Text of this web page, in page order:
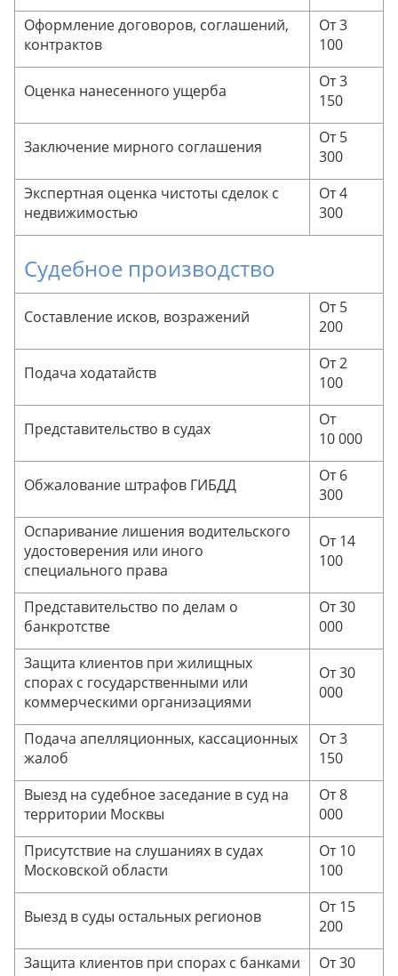
Оформление договоров, соглашений,
контрактов
От 3
100
Оценка нанесенного ущерба
От 3
150
Заключение мирного соглашения
От 5
300
Экспертная оценка чистоты сделок с
недвижимостью
От 4
300
Судебное производство
Составление исков, возражений
От 5
200
Подача ходатайств
От 2
100
Представительство в судах
От
10 000
Обжалование штрафов ГИБДД
От 6
300
Оспаривание лишения водительского
удостоверения или иного
специального права
От 14
100
Представительство по делам о
банкротстве
От 30
000
Защита клиентов при жилищных
спорах с государственными или
коммерческими организациями
От 30
000
Подача апелляционных, кассационных
жалоб
От 3
150
Выезд на судебное заседание в суд на
территории Москвы
От 8
000
Присутствие на слушаниях в судах
Московской области
От 10
100
Выезд в суды остальных регионов
От 15
200
Защита клиентов при спорах с банками
От 30